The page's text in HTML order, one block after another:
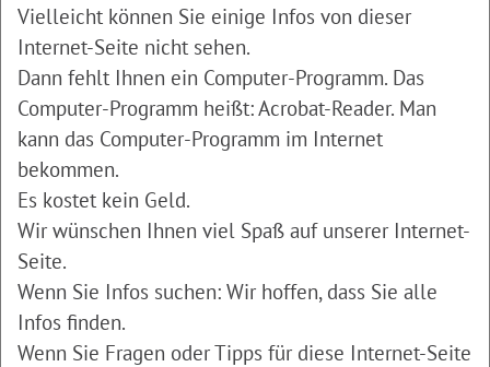
Vielleicht können Sie einige Infos von dieser
Internet-Seite nicht sehen.
Dann fehlt Ihnen ein Computer-Programm. Das
Computer-Programm heißt: Acrobat-Reader. Man
kann das Computer-Programm im Internet
bekommen.
Es kostet kein Geld.
Wir wünschen Ihnen viel Spaß auf unserer Internet-
Seite.
Wenn Sie Infos suchen: Wir hoffen, dass Sie alle
Infos finden.
Wenn Sie Fragen oder Tipps für diese Internet-Seite